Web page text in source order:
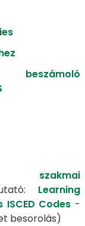
szakmai
Learning
ISCED Codes -
besorolás)